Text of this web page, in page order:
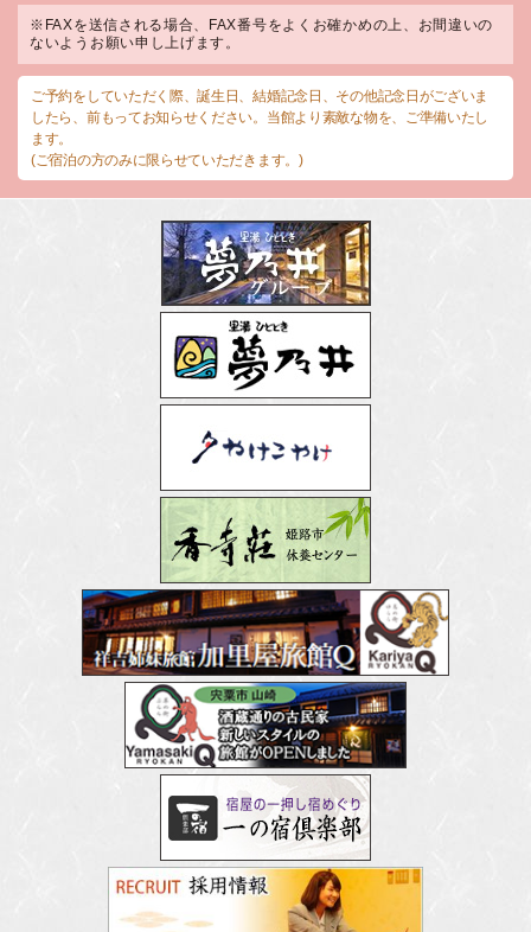
※FAXを送信される場合、FAX番号をよくお確かめの上、お間違いの
ないようお願い申し上げます。
ご予約をしていただく際、誕生日、結婚記念日、その他記念日がございま
したら、前もってお知らせください。当館より素敵な物を、ご準備いたし
ます。
(ご宿泊の方のみに限らせていただきます。)